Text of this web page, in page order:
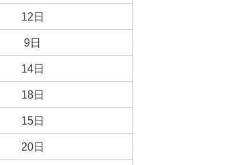
12日
9日
14日
18日
15日
20日